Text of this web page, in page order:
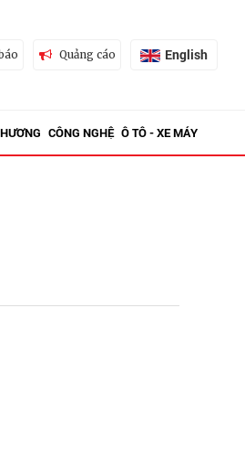
Quảng cáo English
CÔNG NGHỆ Ô TÔ - XE MÁY